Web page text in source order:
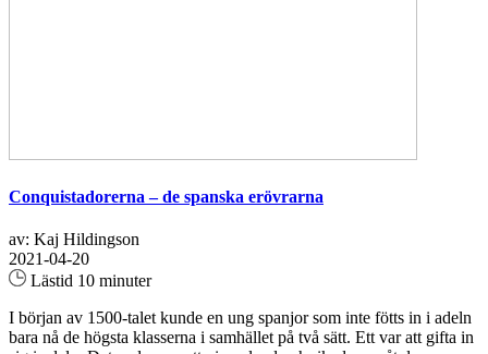
Conquistadorerna – de spanska erövrarna
av: Kaj Hildingson
2021-04-20
Lästid 10 minuter
I början av 1500-talet kunde en ung spanjor som inte fötts in i adeln
bara nå de högsta klasserna i samhället på två sätt. Ett var att gifta in